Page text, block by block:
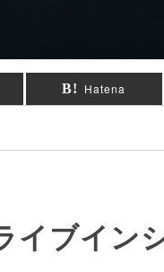
Hatena
イブイン